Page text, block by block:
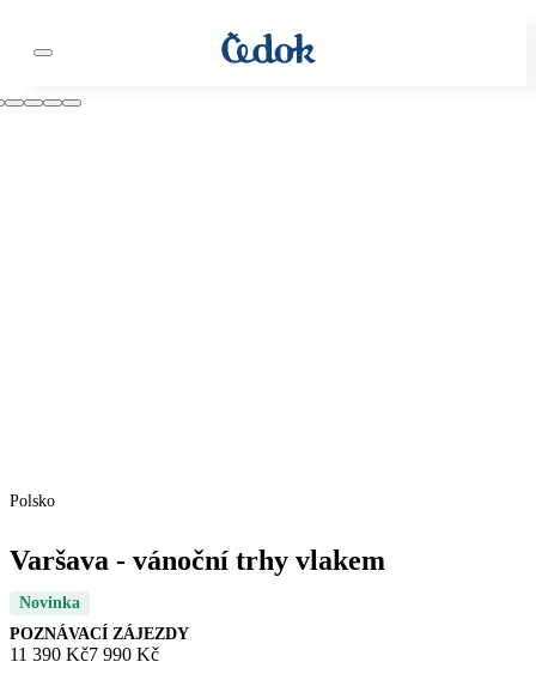
Polsko
Varšava - vánoční trhy vlakem
Novinka
POZNÁVACÍ ZÁJEZDY
11 390 Kč7 990 Kč